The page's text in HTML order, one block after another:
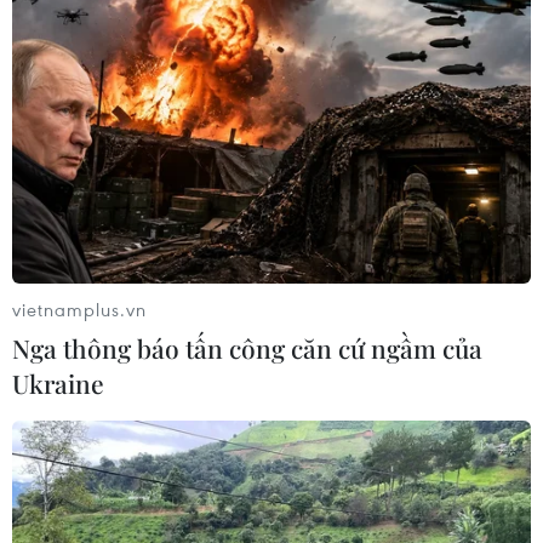
TIN LIÊN QUAN
vietnamplus.vn
Nga thông báo tấn công căn cứ ngầm của
Ukraine